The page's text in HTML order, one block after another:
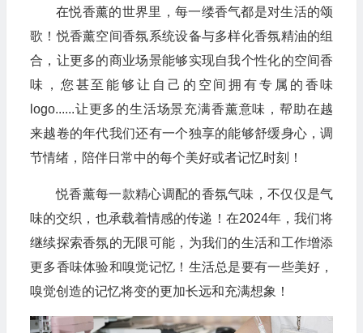
在悦香薰的世界里，每一缕香气都是对生活的颂
歌！悦香薰空间香氛系统设备与多样化香氛精油的组
合，让更多的商业场景能够实现自我个性化的空间香
味，您甚至能够让自己的空间拥有专属的香味
logo......让更多的生活场景充满香薰意味，帮助在越
来越卷的年代我们还有一个独享的能够舒缓身心，调
节情绪，陪伴日常中的每个美好或者记忆时刻！
悦香薰每一款精心调配的香氛气味，不仅仅是气
味的交织，也承载着情感的传递！在2024年，我们将
继续探索香氛的无限可能，为我们的生活和工作增添
更多香味体验和嗅觉记忆！生活总是要有一些美好，
嗅觉创造的记忆将变的更加长远和充满想象！